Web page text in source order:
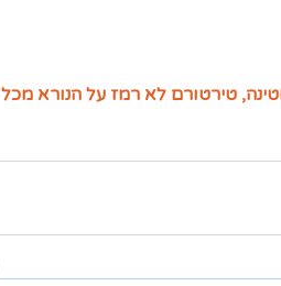
טירטורם לא רמז על הנורא מכל